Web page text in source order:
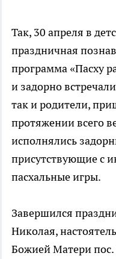
Так, 30 апреля в
праздничная
программа «Пасху
и задорно
так и родители,
протяжении всего
исполнялись
присутствующие с
пасхальные игры.
Завершился
Николая,
Божией Матери